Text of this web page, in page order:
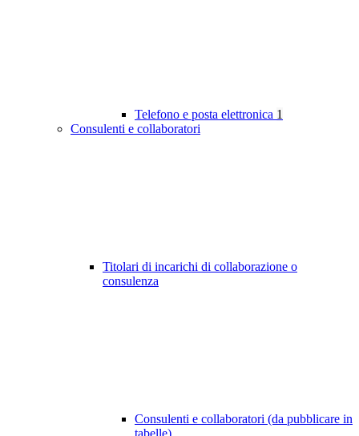
Telefono e posta elettronica 1
Consulenti e collaboratori
Titolari di incarichi di collaborazione o
consulenza
Consulenti e collaboratori (da pubblicare in